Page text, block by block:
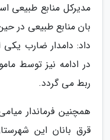
مدیرکل منابع طبیعی
بان منابع طبیعی در
داد: دامدار ضارب یکی
در ادامه نیز توسط
ربط می گردد.
همچنین فرماندار
قرق بانان این